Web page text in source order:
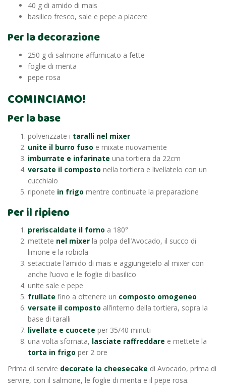
40 g di amido di mais
basilico fresco, sale e pepe a piacere
Per la decorazione
250 g di salmone affumicato a fette
foglie di menta
pepe rosa
COMINCIAMO!
Per la base
polverizzate i taralli nel mixer
unite il burro fuso e mixate nuovamente
imburrate e infarinate una tortiera da 22cm
versate il composto nella tortiera e livellatelo con un
cucchiaio
riponete in frigo mentre continuate la preparazione
Per il ripieno
preriscaldate il forno a 180°
mettete nel mixer la polpa dell’Avocado, il succo di
limone e la robiola
setacciate l’amido di mais e aggiungetelo al mixer con
anche l’uovo e le foglie di basilico
unite sale e pepe
frullate fino a ottenere un composto omogeneo
versate il composto all’interno della tortiera, sopra la
base di taralli
livellate e cuocete per 35/40 minuti
una volta sfornata, lasciate raffreddare e mettete la
torta in frigo per 2 ore
Prima di servire decorate la cheesecake di Avocado, prima di
servire, con il salmone, le foglie di menta e il pepe rosa.